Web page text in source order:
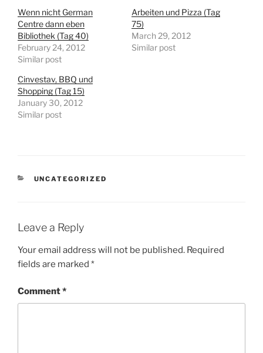
Wenn nicht German
Centre dann eben
Bibliothek (Tag 40)
February 24, 2012
Similar post
Arbeiten und Pizza (Tag
75)
March 29, 2012
Similar post
Cinvestav, BBQ und
Shopping (Tag 15)
January 30, 2012
Similar post
CATEGORIES
UNCATEGORIZED
Leave a Reply
Your email address will not be published. Required
fields are marked *
Comment*